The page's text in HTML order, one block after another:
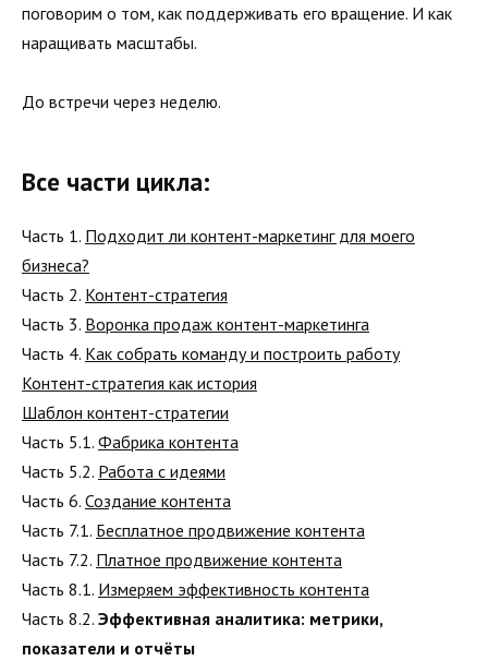
поговорим о том, как поддерживать его вращение. И как
наращивать масштабы.
До встречи через неделю.
Все части цикла:
Часть 1. Подходит ли контент-маркетинг для моего
бизнеса?
Часть 2. Контент-стратегия
Часть 3. Воронка продаж контент-маркетинга
Часть 4. Как собрать команду и построить работу
Контент-стратегия как история
Шаблон контент-стратегии
Часть 5.1. Фабрика контента
Часть 5.2. Работа с идеями
Часть 6. Создание контента
Часть 7.1. Бесплатное продвижение контента
Часть 7.2. Платное продвижение контента
Часть 8.1. Измеряем эффективность контента
Часть 8.2. Эффективная аналитика: метрики,
показатели и отчёты